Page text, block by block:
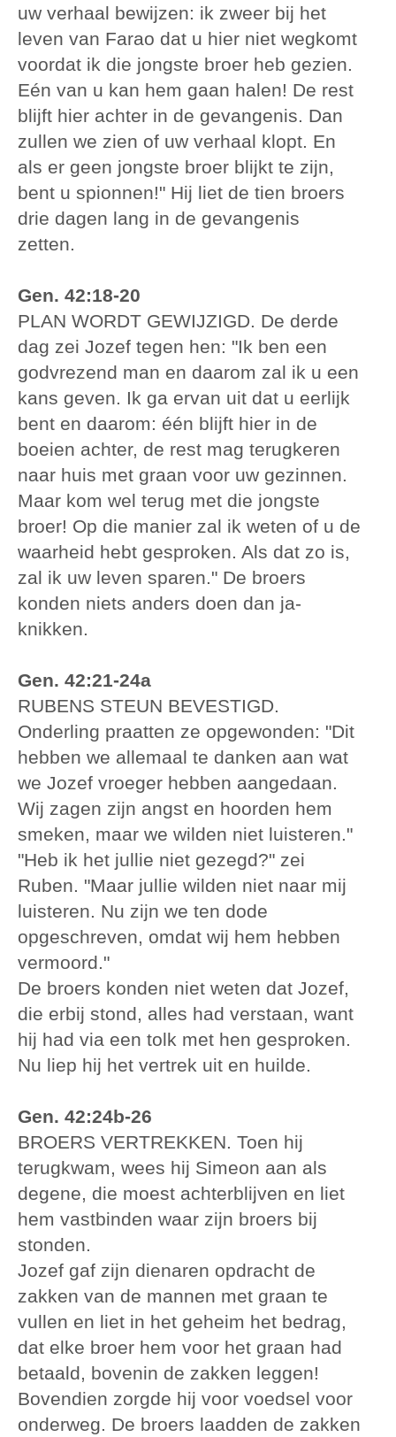
uw verhaal bewijzen: ik zweer bij het
leven van Farao dat u hier niet wegkomt
voordat ik die jongste broer heb gezien.
Eén van u kan hem gaan halen! De rest
blijft hier achter in de gevangenis. Dan
zullen we zien of uw verhaal klopt. En
als er geen jongste broer blijkt te zijn,
bent u spionnen!" Hij liet de tien broers
drie dagen lang in de gevangenis
zetten.
Gen. 42:18-20
PLAN WORDT GEWIJZIGD. De derde
dag zei Jozef tegen hen: "Ik ben een
godvrezend man en daarom zal ik u een
kans geven. Ik ga ervan uit dat u eerlijk
bent en daarom: één blijft hier in de
boeien achter, de rest mag terugkeren
naar huis met graan voor uw gezinnen.
Maar kom wel terug met die jongste
broer! Op die manier zal ik weten of u de
waarheid hebt gesproken. Als dat zo is,
zal ik uw leven sparen." De broers
konden niets anders doen dan ja-
knikken.
Gen. 42:21-24a
RUBENS STEUN BEVESTIGD.
Onderling praatten ze opgewonden: "Dit
hebben we allemaal te danken aan wat
we Jozef vroeger hebben aangedaan.
Wij zagen zijn angst en hoorden hem
smeken, maar we wilden niet luisteren."
"Heb ik het jullie niet gezegd?" zei
Ruben. "Maar jullie wilden niet naar mij
luisteren. Nu zijn we ten dode
opgeschreven, omdat wij hem hebben
vermoord."
De broers konden niet weten dat Jozef,
die erbij stond, alles had verstaan, want
hij had via een tolk met hen gesproken.
Nu liep hij het vertrek uit en huilde.
Gen. 42:24b-26
BROERS VERTREKKEN. Toen hij
terugkwam, wees hij Simeon aan als
degene, die moest achterblijven en liet
hem vastbinden waar zijn broers bij
stonden.
Jozef gaf zijn dienaren opdracht de
zakken van de mannen met graan te
vullen en liet in het geheim het bedrag,
dat elke broer hem voor het graan had
betaald, bovenin de zakken leggen!
Bovendien zorgde hij voor voedsel voor
onderweg. De broers laadden de zakken